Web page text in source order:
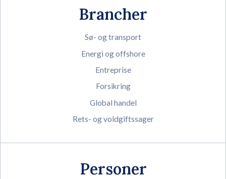
Brancher
Sø- og transport
Energi og offshore
Entreprise
Forsikring
Global handel
Rets- og voldgiftssager
Personer